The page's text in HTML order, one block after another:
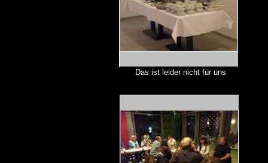
Das ist leider nicht für uns